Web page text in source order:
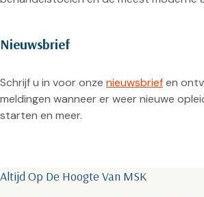
Nieuwsbrief
Schrijf u in voor onze nieuwsbriefen
meldingen wanneer er weer nieuwe
starten en meer.
Altijd Op De Hoogte Van MSK